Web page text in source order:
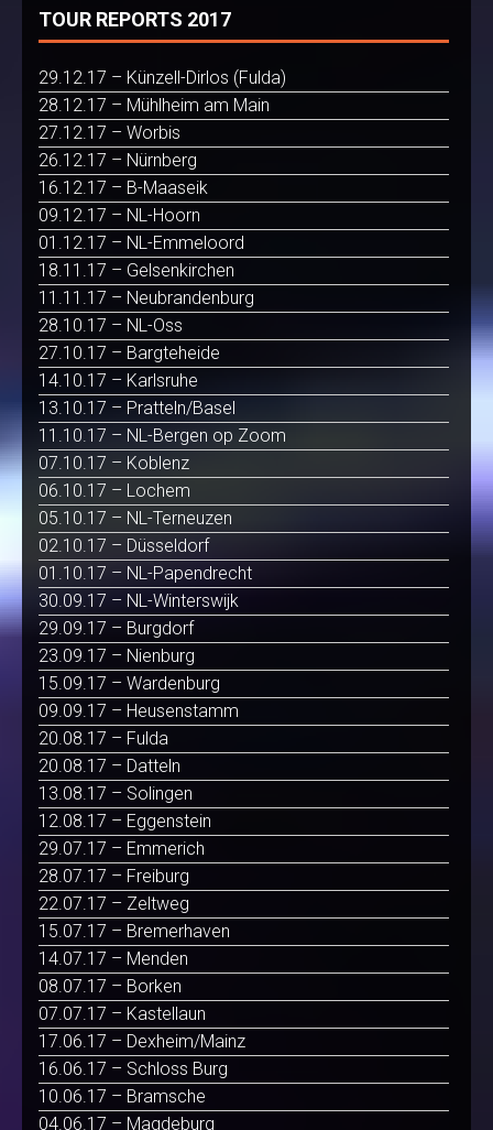
TOUR REPORTS 2017
29.12.17 – Künzell-Dirlos (Fulda)
28.12.17 – Mühlheim am Main
27.12.17 – Worbis
26.12.17 – Nürnberg
16.12.17 – B-Maaseik
09.12.17 – NL-Hoorn
01.12.17 – NL-Emmeloord
18.11.17 – Gelsenkirchen
11.11.17 – Neubrandenburg
28.10.17 – NL-Oss
27.10.17 – Bargteheide
14.10.17 – Karlsruhe
13.10.17 – Pratteln/Basel
11.10.17 – NL-Bergen op Zoom
07.10.17 – Koblenz
06.10.17 – Lochem
05.10.17 – NL-Terneuzen
02.10.17 – Düsseldorf
01.10.17 – NL-Papendrecht
30.09.17 – NL-Winterswijk
29.09.17 – Burgdorf
23.09.17 – Nienburg
15.09.17 – Wardenburg
09.09.17 – Heusenstamm
20.08.17 – Fulda
20.08.17 – Datteln
13.08.17 – Solingen
12.08.17 – Eggenstein
29.07.17 – Emmerich
28.07.17 – Freiburg
22.07.17 – Zeltweg
15.07.17 – Bremerhaven
14.07.17 – Menden
08.07.17 – Borken
07.07.17 – Kastellaun
17.06.17 – Dexheim/Mainz
16.06.17 – Schloss Burg
10.06.17 – Bramsche
04.06.17 – Magdeburg